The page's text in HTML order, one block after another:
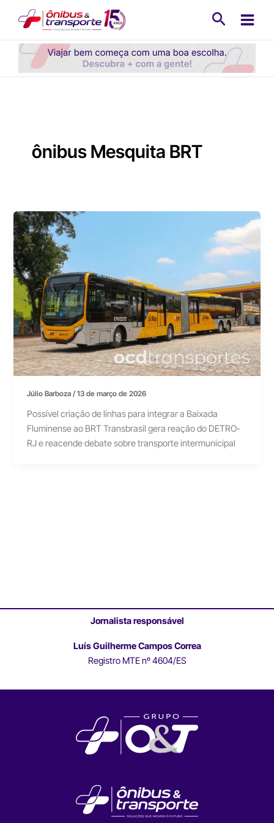
conteúdo
ônibus Mesquita BRT
Júlio Barboza/13 de março de 2026
Possível criação de linhas para integrar a Baixada
Fluminense ao BRT Transbrasil gera reação do DETRO-
RJ e reacende debate sobre transporte intermunicipal
Jornalista responsável
Luís Guilherme Campos Correa
Registro MTE nº 4604/ES